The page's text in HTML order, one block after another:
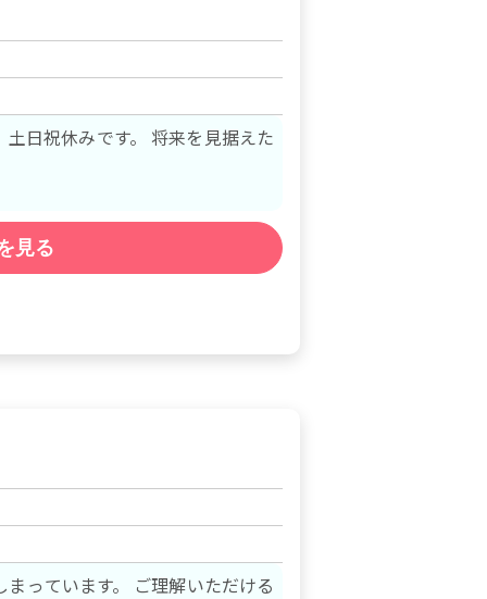
す。 将来を見据えた
見る
っています。 ご理解いただける